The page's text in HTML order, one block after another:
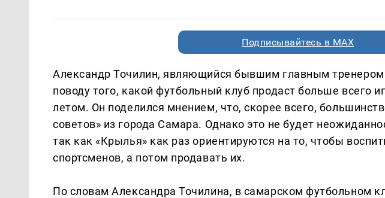
Подписывайтесь в MAX
Александр Точилин, являющийся бывшим главным
поводу того, какой футбольный клуб продаст больше всего
летом. Он поделился мнением, что, скорее всего,
советов» из города Самара. Однако это не будет
так как «Крылья» как раз ориентируются на то, чтобы
спортсменов, а потом продавать их.
По словам Александра Точилина, в самарском футбольном